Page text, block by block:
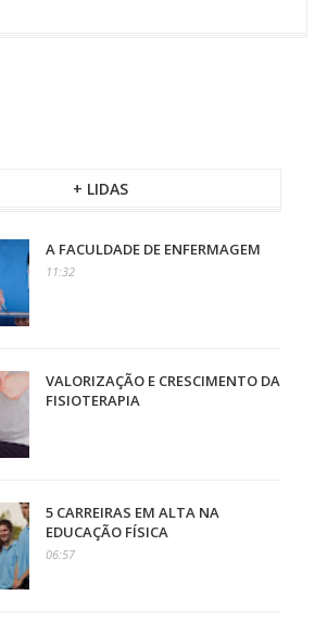
+ LIDAS
A FACULDADE DE ENFERMAGEM
11:32
VALORIZAÇÃO E CRESCIMENTO DA
FISIOTERAPIA
5 CARREIRAS EM ALTA NA
EDUCAÇÃO FÍSICA
06:57